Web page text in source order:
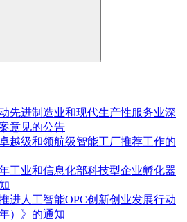
先进制造业和现代生产性服务业深
意见的公告
越级和领航级智能工厂推荐工作的
工业和信息化部科技型企业孵化器
进人工智能OPC创新创业发展行动
）》的通知